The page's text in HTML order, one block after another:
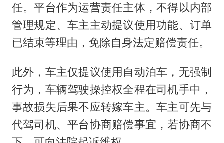
任。平台作为运营责任主体，不得以内部
管理规定、车主主动提议使用功能、订单
已结束等理由，免除自身法定赔偿责任。
此外，车主仅提议使用自动泊车，无强制
行为，车辆驾驶操控权全程在司机手中，
事故损失后果不应转嫁车主。车主可先与
代驾司机、平台协商赔偿事宜，若协商不